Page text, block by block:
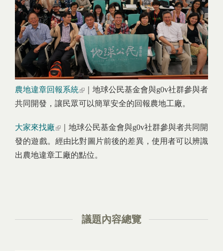
農地違章回報系統(link is external)
｜地球公民基金會與g0v社群參與者
共同開發，讓民眾可以簡單安全的回報農地工廠。
大家來找廠 (link is external)
｜地球公民基金會與g0v社群參與者共同開
發的遊戲。經由比對圖片前後的差異，使用者可以辨識
出農地違章工廠的點位。
議題內容總覽